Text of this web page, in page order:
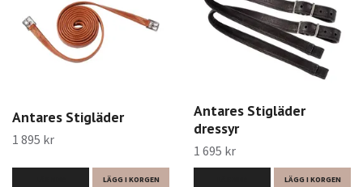
Antares Stigläder
1 895 kr
LÄGG I KORGEN
Antares Stigläder
dressyr
1 695 kr
LÄGG I KORGEN